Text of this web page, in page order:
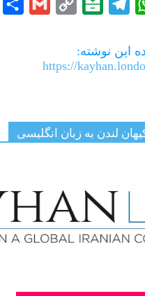
WhatsApp
Telegram
Balatarin
Copy
Gmail
این نوشته:
https://
لندن به زبان انگلیسی